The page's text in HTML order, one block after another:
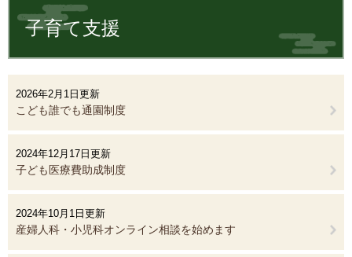
文 子育て支援
2026年2月1日更新
こども誰でも通園制度
2024年12月17日更新
子ども医療費助成制度
2024年10月1日更新
産婦人科・小児科オンライン相談を始めます